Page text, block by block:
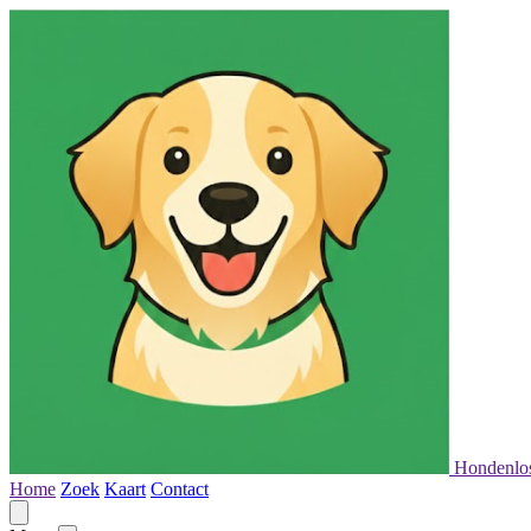
Home Zoek Kaart Contact